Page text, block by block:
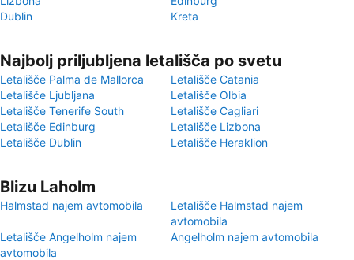
Dublin
Kreta
Najbolj priljubljena letališča po svetu
Letališče Palma de Mallorca
Letališče Catania
Letališče Ljubljana
Letališče Olbia
Letališče Tenerife South
Letališče Cagliari
Letališče Edinburg
Letališče Lizbona
Letališče Dublin
Letališče Heraklion
Blizu Laholm
Halmstad najem avtomobila
Letališče Halmstad najem
avtomobila
Letališče Angelholm najem
avtomobila
Angelholm najem avtomobila